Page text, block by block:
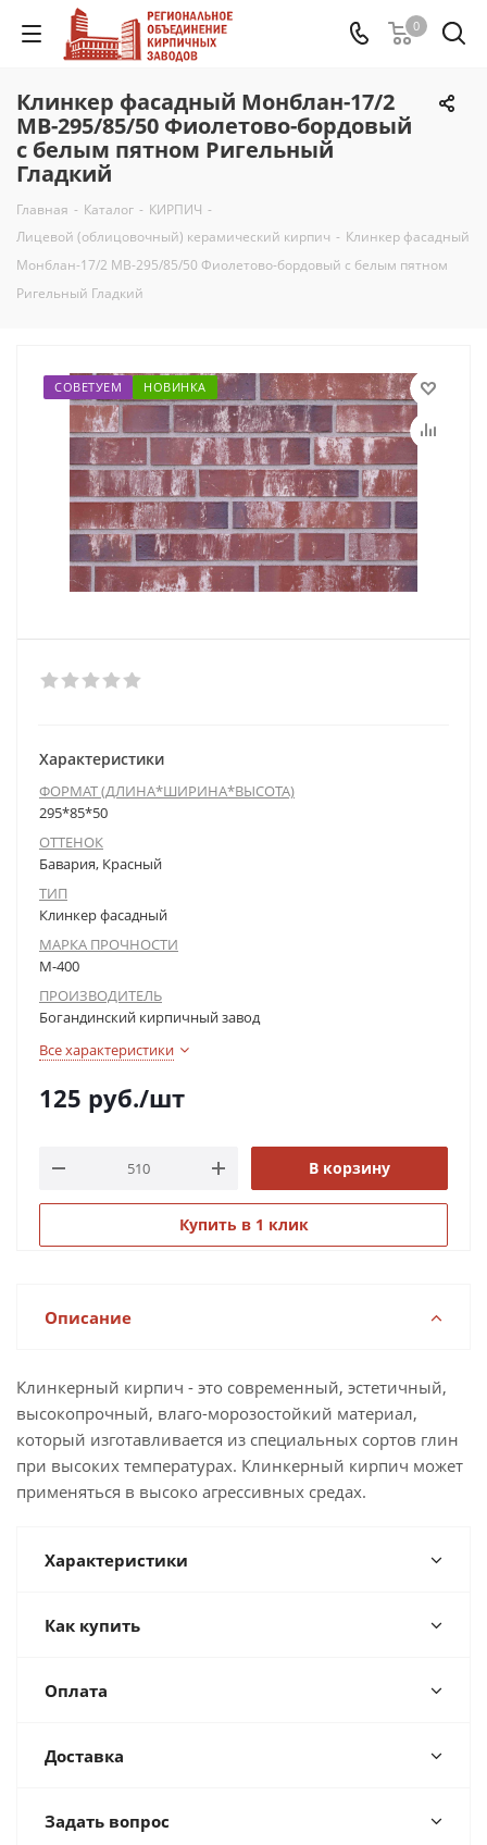
0
Клинкер фасадный Монблан-17/2
MB-295/85/50 Фиолетово-бордовый
с белым пятном Ригельный
Гладкий
Главная - Каталог - КИРПИЧ -
Лицевой (облицовочный) керамический кирпич - Клинкер фасадный
Монблан-17/2 MB-295/85/50 Фиолетово-бордовый с белым пятном
Ригельный Гладкий
СОВЕТУЕМ НОВИНКА
Характеристики
ФОРМАТ (ДЛИНА*ШИРИНА*ВЫСОТА)
295*85*50
ОТТЕНОК
Бавария, Красный
ТИП
Клинкер фасадный
МАРКА ПРОЧНОСТИ
М-400
ПРОИЗВОДИТЕЛЬ
Богандинский кирпичный завод
Все характеристики
125 руб./шт
В корзину
Купить в 1 клик
Описание
Клинкерный кирпич - это современный, эстетичный,
высокопрочный, влаго-морозостойкий материал,
который изготавливается из специальных сортов глин
при высоких температурах. Клинкерный кирпич может
применяться в высоко агрессивных средах.
Характеристики
Как купить
Оплата
Доставка
Задать вопрос